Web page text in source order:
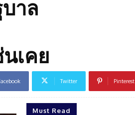
าล
เคย
Twitter Pinterest
Must Read